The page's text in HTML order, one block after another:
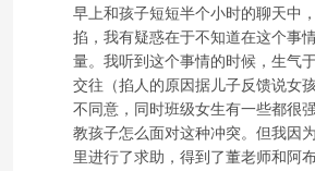
早上和孩子短短半个小时的聊天中
掐，我有疑惑在于不知道在这个事
量。我听到这个事情的时候，生气
交往（掐人的原因据儿子反馈说女
不同意，同时班级女生有一些都很
教孩子怎么面对这种冲突。但我因
里进行了求助，得到了董老师和阿